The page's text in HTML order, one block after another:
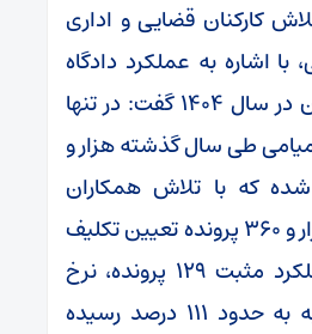
کارکنان قضایی و اداری
با اشاره به عملکرد دادگاه
صلح این شهرستان در سال ۱۴۰۴ گفت: در تنها
طی سال گذشته هزار و
شده که با تلاش همکاران
قضایی و اداری، هزار و ۳۶۰ پرونده تعیین تکلیف
شده و با ثبت عملکرد مثبت ۱۲۹ پرونده، نرخ
رسیدگی این شعبه به حدود ۱۱۱ درصد رسیده